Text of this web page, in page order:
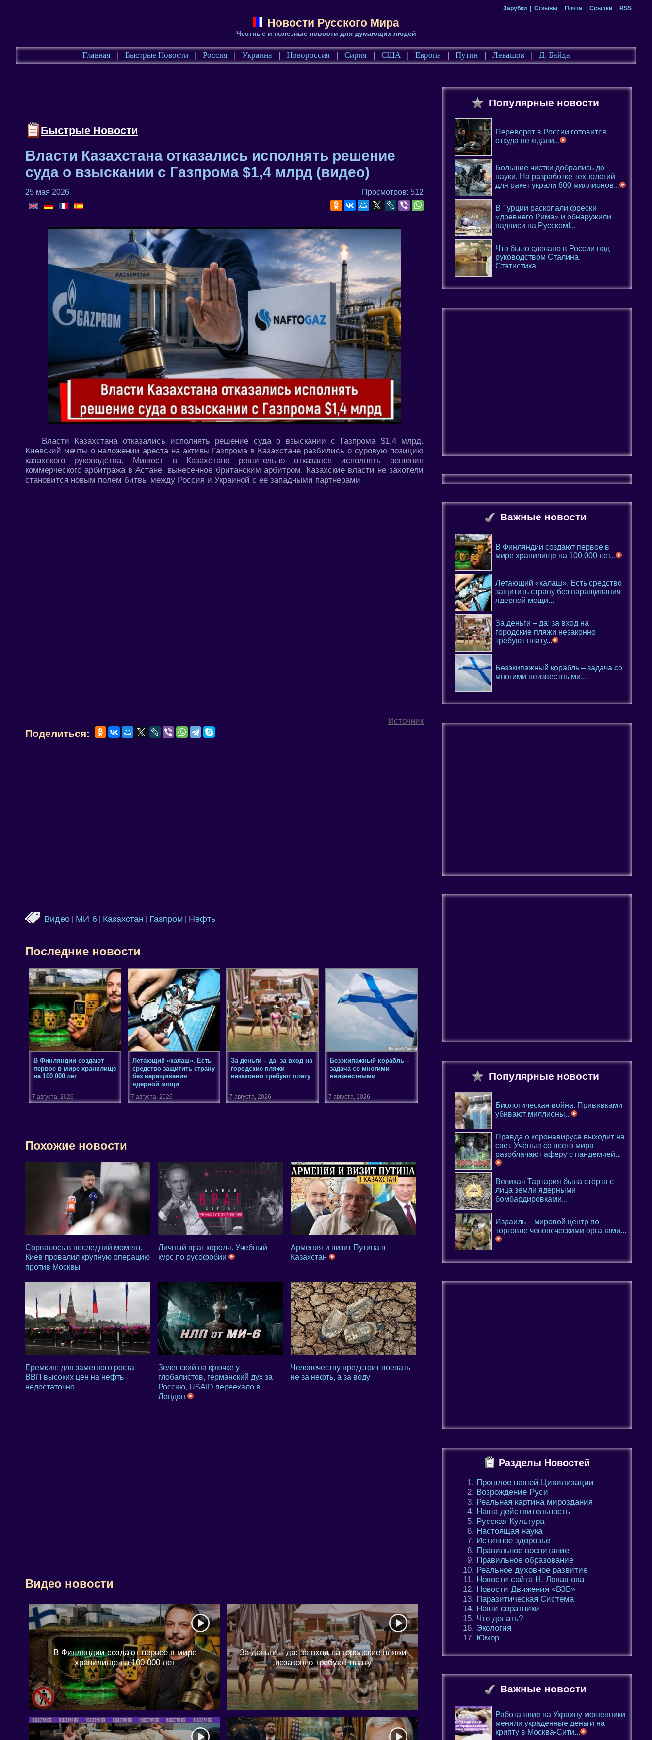
Зарубки Отзывы Почта Ссылки RSS
Новости Русского Мира
Честные и полезные новости для думающих людей
Главная | Быстрые Новости | Россия | Украина | Новороссия | Сирия | США | Европа | Путин | Левашов | Д. Байда
Быстрые Новости
Власти Казахстана отказались исполнять решение
суда о взыскании с Газпрома $1,4 млрд (видео)
25 мая 2026 Просмотров: 512
Власти Казахстана отказались исполнять решение суда о взыскании с Газпрома $1,4 млрд.
Киевский мечты о наложении ареста на активы Газпрома в Казахстане разбились о суровую позицию
казахского руководства. Минюст в Казахстане решительно отказался исполнять решения
коммерческого арбитража в Астане, вынесенное британским арбитром. Казахские власти не захотели
становится новым полем битвы между Россия и Украиной с ее западными партнерами
Источник
Поделиться:
Видео МИ-6 Казахстан Газпром Нефть
Последние новости
В Финляндии создают
первое в мире хранилище
на 100 000 лет
7 августа, 2026
Летающий «калаш». Есть
средство защитить страну
без наращивания
ядерной мощи
7 августа, 2026
За деньги – да: за вход на
городские пляжи
незаконно требуют плату
7 августа, 2026
Безэкипажный корабль –
задача со многими
неизвестными
7 августа, 2026
Похожие новости
Сорвалось в последний момент.
Киев провалил крупную операцию
против Москвы
Личный враг короля. Учебный
курс по русофобии
Армения и визит Путина в
Казахстан
Еремкин: для заметного роста
ВВП высоких цен на нефть
недостаточно
Зеленский на крючке у
глобалистов, германский дух за
Россию, USAID переехало в
Лондон
Человечеству предстоит воевать
не за нефть, а за воду
Видео новости
В Финляндии создают первое в мире
хранилище на 100 000 лет
За деньги – да: за вход на городские пляжи
незаконно требуют плату
Популярные новости
Переворот в России готовится
откуда не ждали...
Большие чистки добрались до
науки. На разработке технологий
для ракет украли 600 миллионов...
В Турции раскопали фрески
«древнего Рима» и обнаружили
надписи на Русском!...
Что было сделано в России под
руководством Сталина.
Статистика...
Важные новости
В Финляндии создают первое в
мире хранилище на 100 000 лет...
Летающий «калаш». Есть средство
защитить страну без наращивания
ядерной мощи...
За деньги – да: за вход на
городские пляжи незаконно
требуют плату...
Безэкипажный корабль – задача со
многими неизвестными...
Популярные новости
Биологическая война. Прививками
убивают миллионы...
Правда о коронавирусе выходит на
свет. Учёные со всего мира
разоблачают аферу с пандемией...
Великая Тартария была стёрта с
лица земли ядерными
бомбардировками...
Израиль – мировой центр по
торговле человеческими органами...
Разделы Новостей
Прошлое нашей Цивилизации
Возрождение Руси
Реальная картина мироздания
Наша действительность
Русская Культура
Настоящая наука
Истинное здоровье
Правильное воспитание
Правильное образование
Реальное духовное развитие
Новости сайта Н. Левашова
Новости Движения «ВЗВ»
Паразитическая Система
Наши соратники
Что делать?
Экология
Юмор
Важные новости
Работавшие на Украину мошенники
меняли украденные деньги на
крипту в Москва-Сити...